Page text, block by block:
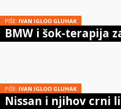
PIŠE: IVAN IGLOO GLUHAK
BMW i šok-terapija
PIŠE: IVAN IGLOO GLUHAK
Nissan i njihov crni